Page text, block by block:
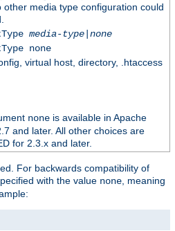
other media type configuration could
media-type|none
none
virtual host, directory, .htaccess
noneis available in Apache
and later. All other choices are
for 2.3.x and later.
For backwards compatibility of
with the value none , meaning